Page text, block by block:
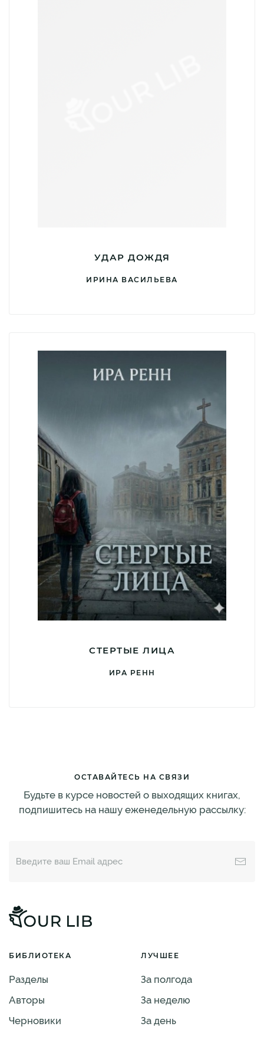
УДАР ДОЖДЯ
ИРИНА ВАСИЛЬЕВА
СТЕРТЫЕ ЛИЦА
ИРА РЕНН
ОСТАВАЙТЕСЬ НА СВЯЗИ
Будьте в курсе новостей о выходящих книгах,
подпишитесь на нашу еженедельную рассылку:
БИБЛИОТЕКА
Разделы
Авторы
Черновики
ЛУЧШЕЕ
За полгода
За неделю
За день